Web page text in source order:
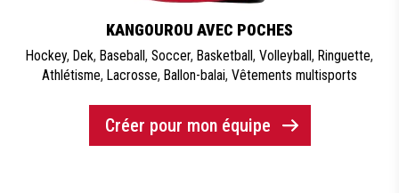
KANGOUROU AVEC POCHES
Hockey, Dek, Baseball, Soccer, Basketball, Volleyball, Ringuette,
Athlétisme, Lacrosse, Ballon-balai, Vêtements multisports
Créer pour mon équipe